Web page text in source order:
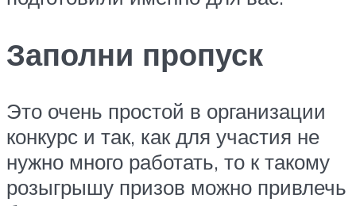
Заполни пропуск
Это очень простой в организации
конкурс и так, как для участия не
нужно много работать, то к такому
розыгрышу призов можно привлечь